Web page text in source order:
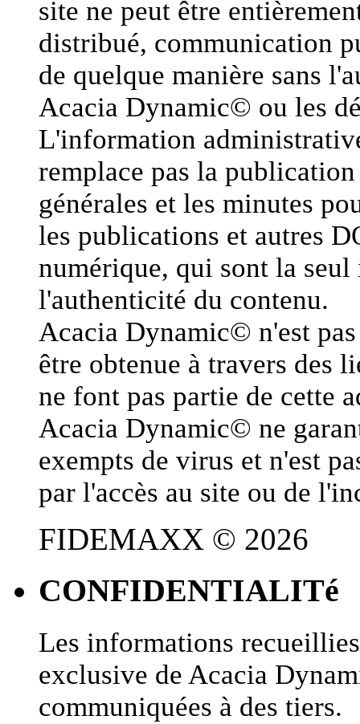
site ne peut être
distribué, communication
de quelque manière sans
Acacia Dynamic© ou les
L'information
remplace pas la
générales et les minutes
les publications et autres
numérique, qui sont la
l'authenticité du contenu.
Acacia Dynamic© n'est
être obtenue à travers des
ne font pas partie de cette
Acacia Dynamic© ne
exempts de virus et n'est
par l'accès au site ou de
FIDEMAXX © 2026
CONFIDENTIALITé
Les informations
exclusive de Acacia
communiquées à des tiers.